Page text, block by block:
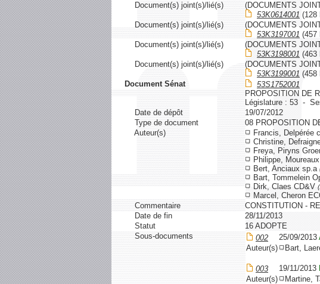
Document(s) joint(s)/lié(s)
(DOCUMENTS
53K0614001 (128
Document(s) joint(s)/lié(s)
(DOCUMENTS
53K3197001 (457
Document(s) joint(s)/lié(s)
(DOCUMENTS
53K3198001 (463
Document(s) joint(s)/lié(s)
(DOCUMENTS
53K3199001 (458
Document Sénat
53S1752001
PROPOSITION DE
Législature : 53 -
Date de dépôt
19/07/2012
Type de document
08 PROPOSITION
Auteur(s)
Francis, Delpérée
Christine,
Freya, Piryns
Philippe,
Bert, Anciaux sp.a
Bart, Tommelein
Dirk, Claes CD&V
Marcel, Cheron
Commentaire
CONSTITUTION -
Date de fin
28/11/2013
Statut
16 ADOPTE
Sous-documents
002 25/09/2013
Auteur(s)
Bart,
003 19/11/2013
Auteur(s)
Martine,